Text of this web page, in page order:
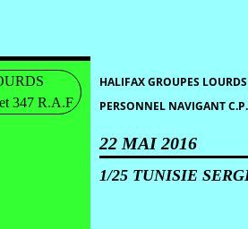
HALIFAX GROUPES
PERSONNEL NAVIGANT
22 MAI 2016
1/25 TUNISIE